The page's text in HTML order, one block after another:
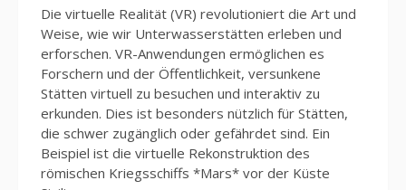
Die virtuelle Realität (VR) revolutioniert die Art und
Weise, wie wir Unterwasserstätten erleben und
erforschen. VR-Anwendungen ermöglichen es
Forschern und der Öffentlichkeit, versunkene
Stätten virtuell zu besuchen und interaktiv zu
erkunden. Dies ist besonders nützlich für Stätten,
die schwer zugänglich oder gefährdet sind. Ein
Beispiel ist die virtuelle Rekonstruktion des
römischen Kriegsschiffs *Mars* vor der Küste